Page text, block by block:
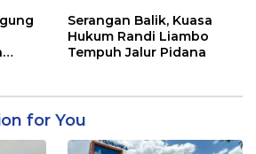
Serangan Balik, Kuasa
Hukum Randi Liambo
Tempuh Jalur Pidana
for You